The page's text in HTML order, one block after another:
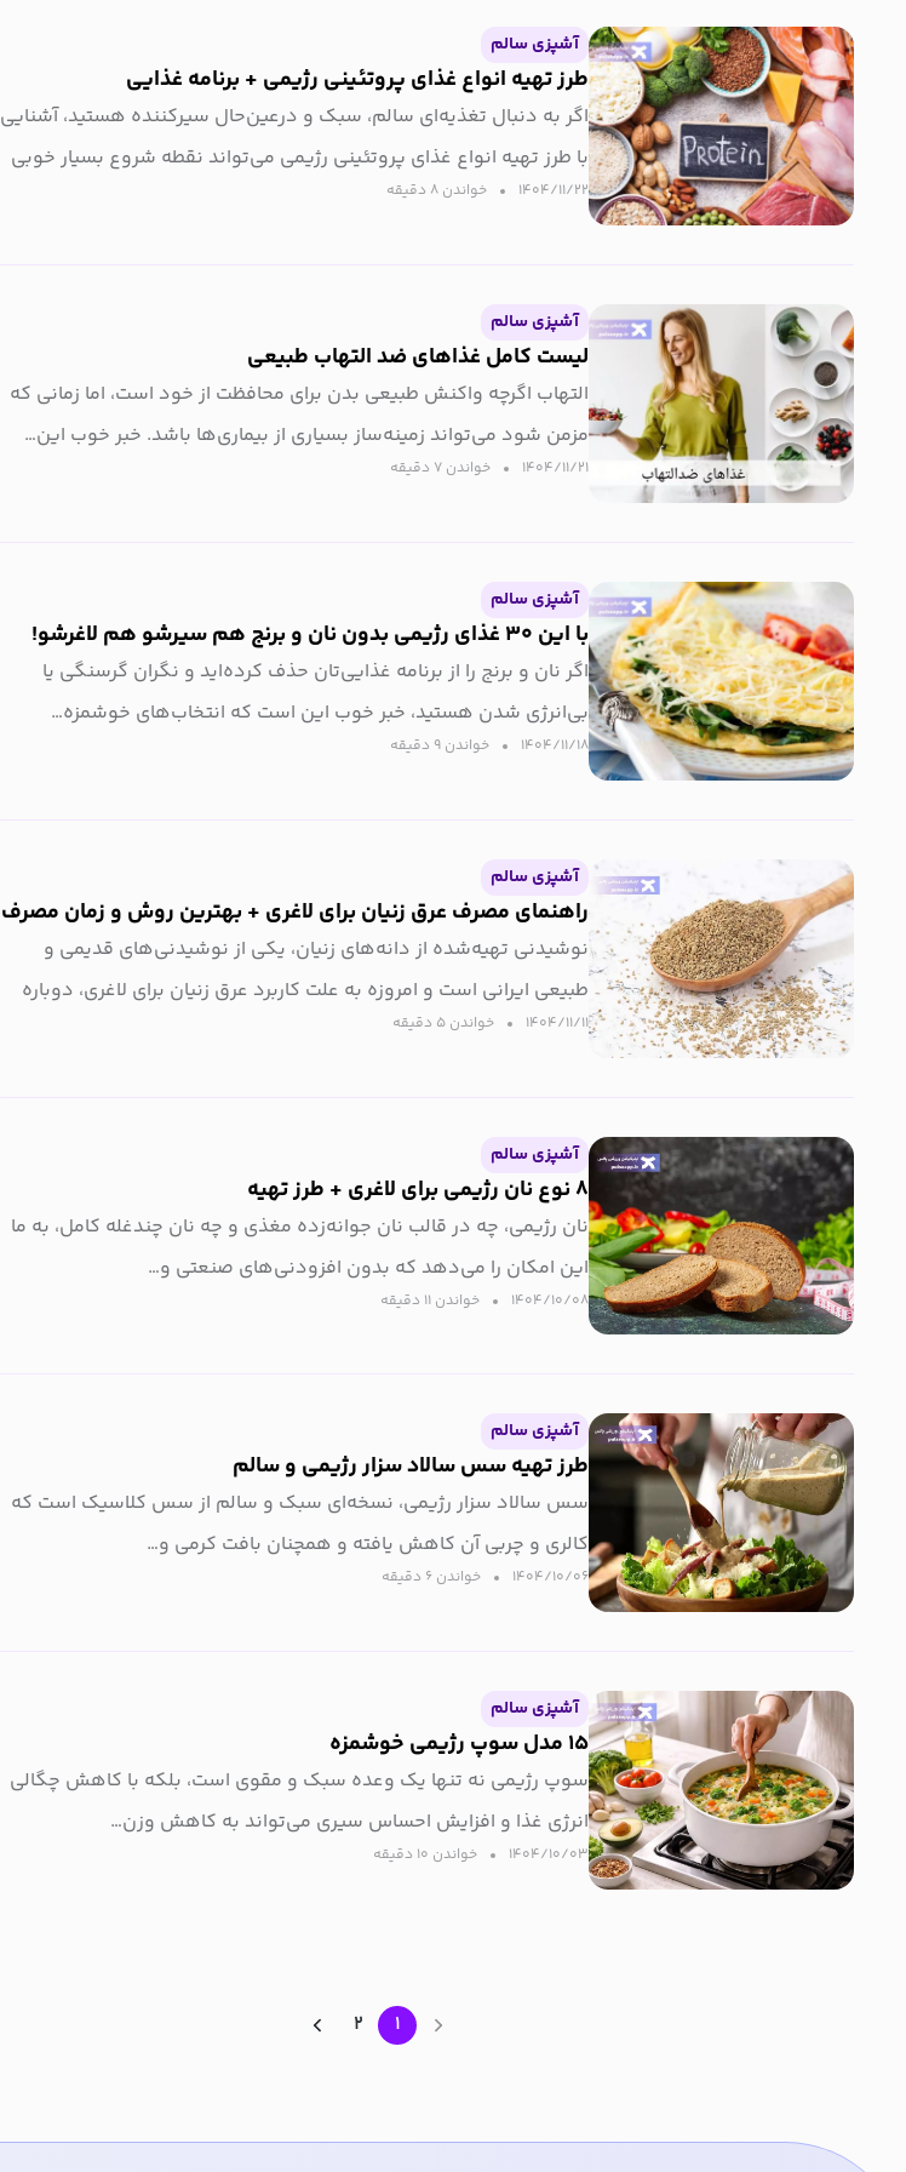
آشپزی سالم
طرز تهیه انواع غذای پروتئینی رژیمی + برنامه غذایی
اگر به دنبال تغذیه‌ای سالم، سبک و درعین‌حال سیرکننده هستید، آشنایی
با طرز تهیه انواع غذای پروتئینی رژیمی می‌تواند نقطه شروع بسیار خوبی
باشد.
۱۴۰۴/۱۱/۲۲ خواندن ۸ دقیقه‌
آشپزی سالم
لیست کامل غذاهای ضد التهاب طبیعی
التهاب اگرچه واکنش طبیعی بدن برای محافظت از خود است، اما زمانی که
مزمن شود می‌تواند زمینه‌ساز بسیاری از بیماری‌ها باشد. خبر خوب این…
۱۴۰۴/۱۱/۲۱ خواندن ۷ دقیقه‌
آشپزی سالم
با این ۳۰ غذای رژیمی بدون نان و برنج هم سیرشو هم لاغرشو!
اگر نان و برنج را از برنامه غذایی‌تان حذف کرده‌اید و نگران گرسنگی یا
بی‌انرژی شدن هستید، خبر خوب این است که انتخاب‌های خوشمزه…
۱۴۰۴/۱۱/۱۸ خواندن ۹ دقیقه‌
آشپزی سالم
راهنمای مصرف عرق زنیان برای لاغری + بهترین روش و زمان مصرف
نوشیدنی تهیه‌شده از دانه‌های زنیان، یکی از نوشیدنی‌های قدیمی و
طبیعی ایرانی است و امروزه به علت کاربرد عرق زنیان برای لاغری، دوباره
توجه…
۱۴۰۴/۱۱/۱۱ خواندن ۵ دقیقه‌
آشپزی سالم
۸ نوع نان رژیمی برای لاغری + طرز تهیه
نان رژیمی، چه در قالب نان جوانه‌زده مغذی و چه نان چندغله کامل، به ما
این امکان را می‌دهد که بدون افزودنی‌های صنعتی و…
۱۴۰۴/۱۰/۰۸ خواندن ۱۱ دقیقه‌
آشپزی سالم
طرز تهیه سس سالاد سزار رژیمی و سالم
سس سالاد سزار رژیمی، نسخه‌ای سبک و سالم از سس کلاسیک است که
کالری و چربی آن کاهش یافته و همچنان بافت کرمی و…
۱۴۰۴/۱۰/۰۶ خواندن ۶ دقیقه‌
آشپزی سالم
۱۵ مدل سوپ رژیمی خوشمزه
سوپ رژیمی نه‌ تنها یک وعده سبک و مقوی است، بلکه با کاهش چگالی
انرژی غذا و افزایش احساس سیری می‌تواند به کاهش وزن…
۱۴۰۴/۱۰/۰۳ خواندن ۱۰ دقیقه‌
۱ ۲